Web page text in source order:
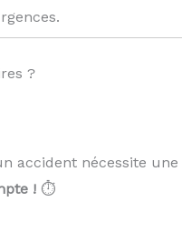
?
accident nécessite une
!⏱️